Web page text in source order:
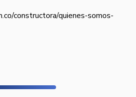
constructora/quienes-somos-